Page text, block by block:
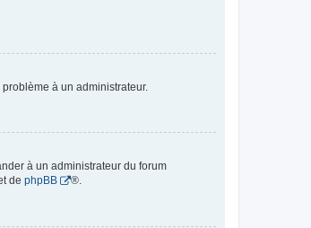
à un administrateur.
à un administrateur du forum
de phpBB ®.